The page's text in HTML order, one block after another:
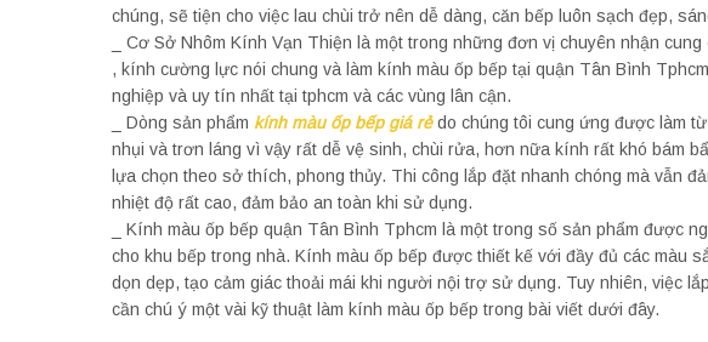
chúng, sẽ tiện cho việc lau chùi trở nên dễ dàng, căn bếp luôn sạch đẹp,
_ Cơ Sở Nhôm Kính Vạn Thiện là một trong những đơn vị chuyên nhận
, kính cường lực nói chung và làm kính màu ốp bếp tại quận Tân Bình
nghiệp và uy tín nhất tại tphcm và các vùng lân cận.
_ Dòng sản phẩm kính màu ốp bếp giá rẻdo chúng tôi cung ứng được làm
nhụi và trơn láng vì vậy rất dễ vệ sinh, chùi rửa, hơn nữa kính rất khó bám
lựa chọn theo sở thích, phong thủy. Thi công lắp đặt nhanh chóng mà vẫn
nhiệt độ rất cao, đảm bảo an toàn khi sử dụng.
_ Kính màu ốp bếp quận Tân Bình Tphcm là một trong số sản phẩm được
cho khu bếp trong nhà. Kính màu ốp bếp được thiết kế với đầy đủ các màu
dọn dẹp, tạo cảm giác thoải mái khi người nội trợ sử dụng. Tuy nhiên, việc
cần chú ý một vài kỹ thuật làm kính màu ốp bếp trong bài viết dưới đây.